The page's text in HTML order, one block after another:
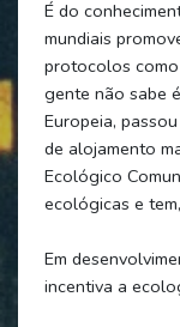
É do
mundiais
protocolos
gente não sabe
Europeia,
de alojamento
Ecológico
ecológicas e
Em
incentiva a